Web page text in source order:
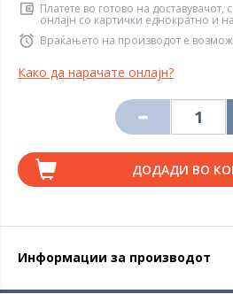
Платете во готово на доставувачот,
онлајн со картички еднократно и
Враќањето на производот е
Како да нарачате онлајн?
ДОДАДИ ВО
Информации за производот